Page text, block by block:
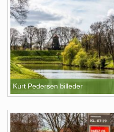
Kurt Pedersen billeder